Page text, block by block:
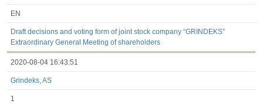
EN
Draft decisions and voting form of joint stock company “GRINDEKS”
Extraordinary General Meeting of shareholders
2020-08-04 16:43:51
Grindeks, AS
1